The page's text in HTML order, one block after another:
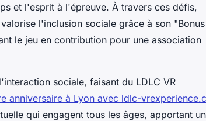
et l'esprit à l'épreuve. À travers ces défis,
l'inclusion sociale grâce à son "Bonus
le jeu en contribution pour une association
sociale, faisant du LDLC VR
anniversaire à Lyon avec ldlc-
qui engagent tous les âges, apportant